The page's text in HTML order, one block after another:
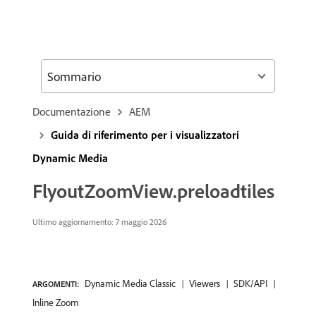
Documentazione
AEM
Guida di riferimento per i visualizzatori
Dynamic Media
FlyoutZoomView.preloadtiles
Ultimo aggiornamento: 7 maggio 2026
ARGOMENTI: Dynamic Media Classic Viewers
SDK/API
Inline Zoom
Sommario